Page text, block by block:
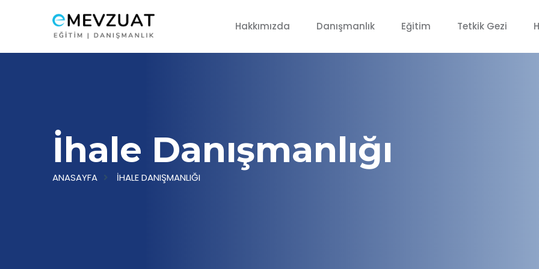
Hakkımızda Danışmanlık Eğitim Tetkik Gezi
İhale Danışmanlığı
ANASAYFA İHALE DANIŞMANLIĞI